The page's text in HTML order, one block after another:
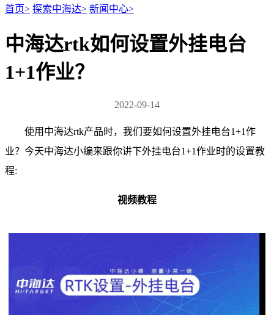
首页> 探索中海达> 新闻中心>
中海达rtk如何设置外挂电台
1+1作业？
2022-09-14
使用中海达rtk产品时，我们要如何设置外挂电台1+1作
业？今天中海达小编来跟你讲下外挂电台1+1作业时的设置教
程:
视频教程